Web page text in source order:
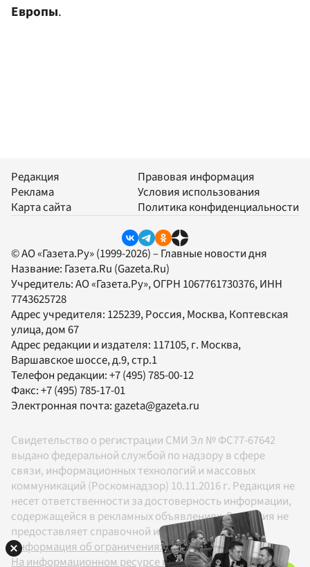
Европы.
Редакция
Реклама
Карта сайта
Правовая информация
Условия использования
Политика конфиденциальности
© АО «Газета.Ру» (1999-2026) – Главные новости дня
Название: Газета.Ru (Gazeta.Ru)
Учредитель:АО «Газета.Ру», ОГРН 1067761730376, ИНН
7743625728
Адрес учредителя: 125239, Россия, Москва, Коптевская
улица, дом 67
Адрес редакции и издателя: 117105, г. Москва,
Варшавское шоссе, д.9, стр.1
Телефон редакции:+7 (495) 785-00-12
Факс:+7 (495) 785-17-01
Электронная почта: gazeta@gazeta.ru
Свидетельство о регистрации СМИ Эл № ФС77-67642
выдано федеральной службой по надзору в сфере
связи, информационных технологий и массовых
коммуникаций (Роскомнадзор) 10.11.2016 г. Редакция не
несет ответственности за достоверность информации,
содержащейся в рекламных объявлениях. Редакция не
предоставляет справочной информации.
Информация об ограничениях
На информационном ресурсе применяются